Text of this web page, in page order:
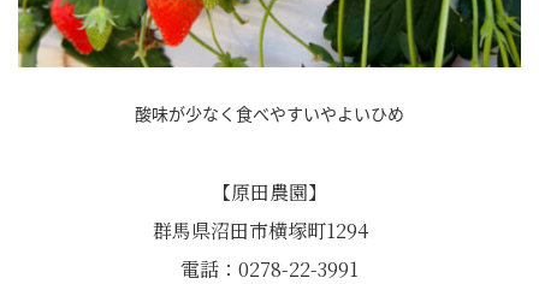
酸味が少なく食べやすいやよいひめ
【原田農園】
群馬県沼田市横塚町1294
電話：0278-22-3991